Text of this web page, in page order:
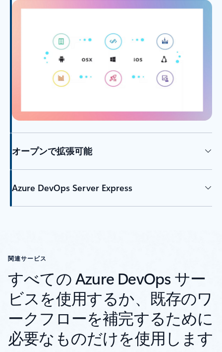
オープンで拡張可能
Azure DevOps Server Express
関連サービス
すべての Azure DevOps サー
ビスを使用するか、既存のワ
ークフローを補完するために
必要なものだけを使用します